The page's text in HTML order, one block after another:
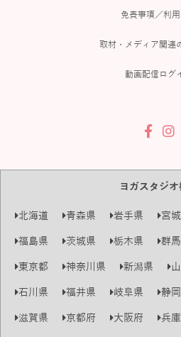
免責事項／利
取材・メディア関連
動画配信ログ
ヨガスタジ
北海道 青森県 岩手県 宮
福島県
茨城県 栃木県 群
東京都
神奈川県 新潟県
石川県
福井県 岐阜県 静
滋賀県
京都府 大阪府 兵